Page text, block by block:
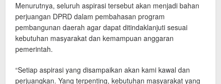
Menurutnya, seluruh aspirasi tersebut akan menjadi bahan
perjuangan DPRD dalam pembahasan program
pembangunan daerah agar dapat ditindaklanjuti sesuai
kebutuhan masyarakat dan kemampuan anggaran
pemerintah.
“Setiap aspirasi yang disampaikan akan kami kawal dan
perjuangkan. Yang terpenting, kebutuhan masyarakat yang